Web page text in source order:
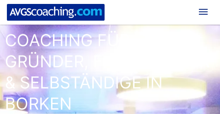
COACHING FÜR
GRÜNDER, FREIBERUFLER
& SELBSTÄNDIGE IN
BORKEN